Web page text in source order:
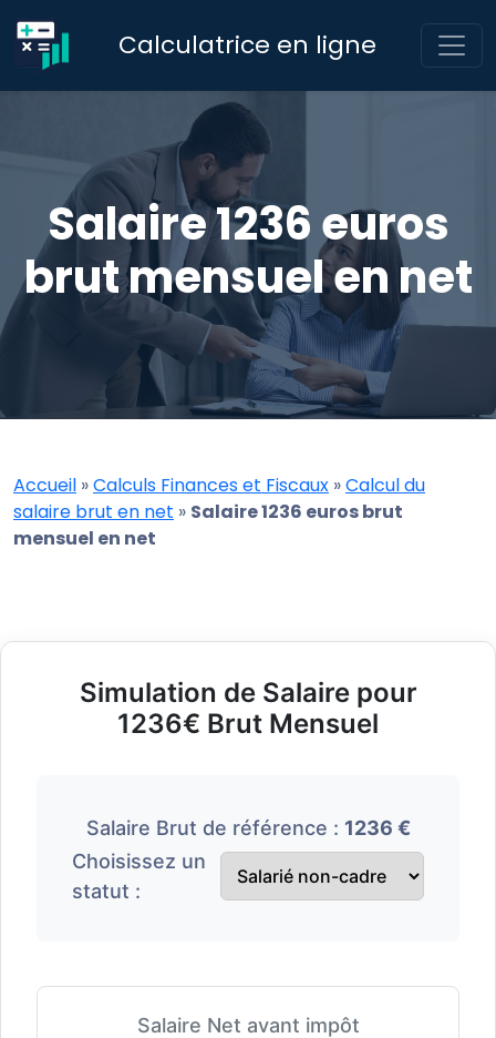
Calculatrice en ligne
Salaire 1236 euros
brut mensuel en net
Accueil »Calculs Finances et Fiscaux »Calcul du
salaire brut en net » Salaire 1236 euros brut
mensuel en net
Simulation de Salaire pour
1236€ Brut Mensuel
Salaire Brut de référence : 1236 €
Choisissez un
statut :
Salaire Net avant impôt